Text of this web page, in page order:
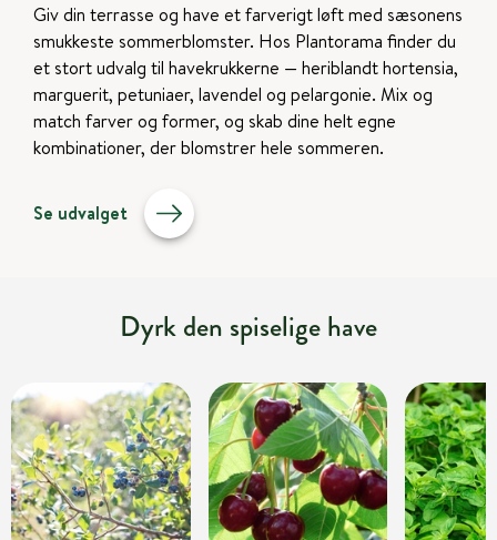
Giv din terrasse og have et farverigt løft med sæsonens
smukkeste sommerblomster. Hos Plantorama finder du
et stort udvalg til havekrukkerne — heriblandt hortensia,
marguerit, petuniaer, lavendel og pelargonie. Mix og
match farver og former, og skab dine helt egne
kombinationer, der blomstrer hele sommeren.
Se udvalget
Dyrk den spiselige have